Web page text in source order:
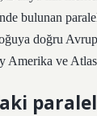
bulunan
doğru
Amerika ve